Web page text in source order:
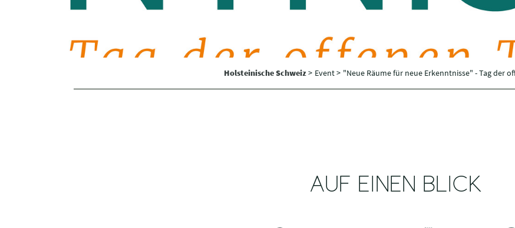
Holsteinische Schweiz> Event > "Neue Räume für neue Erkenntnisse" - Tag der
AUF EINEN BLICK